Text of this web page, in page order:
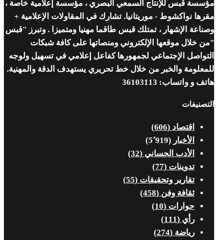
مؤسسة قبس للإنتاج السمعي البصري ، مؤسسة إعلامية خاصة ،
مقرها نواكشوط - موريتانيا. تشارك في المقاولات الإعلامية +
وصناعة الإشهار ، تمتلك قبس طاقما مهنيا ومتميزا . وتبرز "قبس
"من خلال موقعها الإلكتروني ومنصاتها على كافة شبكات
التواصل الإجتماعي لجمهورها كفاعل إعلامي في تسهيل ولوجه
للمعلومة والخبر من خلال خط تحريري يستهدف الدقة والمهنية.
هاتف و واتساب: 36103113
التصنيفات
اقتصاد (606)
الأخبار (5٬919)
الأدب الحساني (32)
تدوينات (77)
تقارير وتحقيقات (55)
ثقافة وفن (458)
حوارات (10)
رأي (111)
رياضة (274)